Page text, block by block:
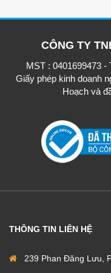
CÔNG TY
MST : 0401699473
Giấy phép kinh doanh
Hoạch và
THÔNG TIN LIÊN HỆ
239 Phan Đăng Lưu,